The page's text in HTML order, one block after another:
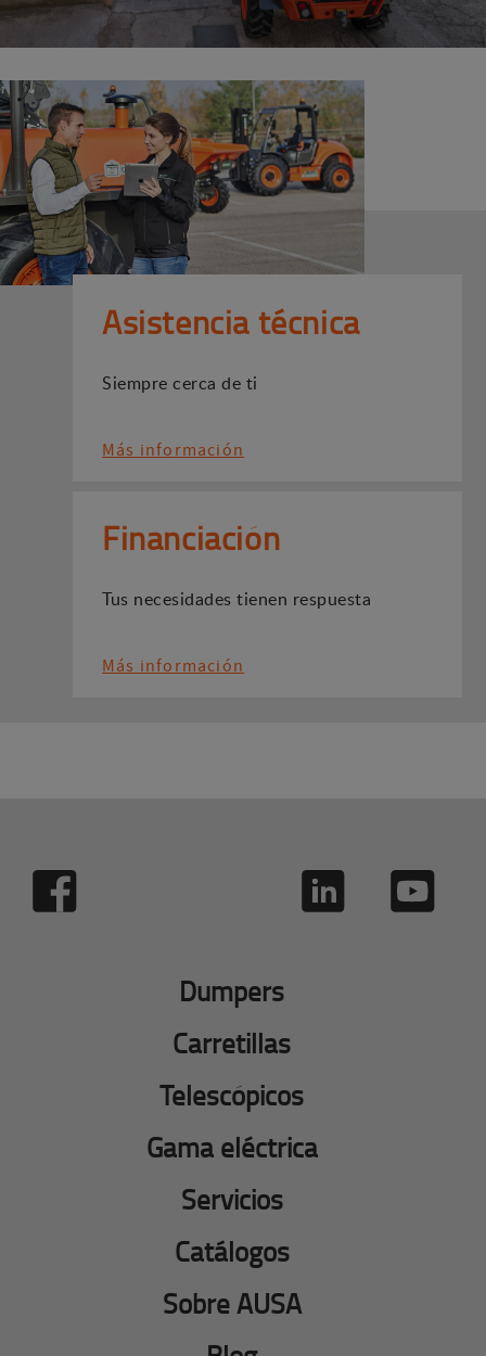
Asistencia técnica
Siempre cerca de ti
Más información
Financiación
Tus necesidades tienen respuesta
Más información
Dumpers
Carretillas
Telescópicos
Gama eléctrica
Servicios
Catálogos
Sobre AUSA